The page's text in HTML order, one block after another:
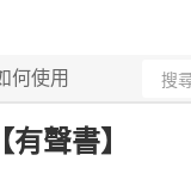
何使用
聲書】